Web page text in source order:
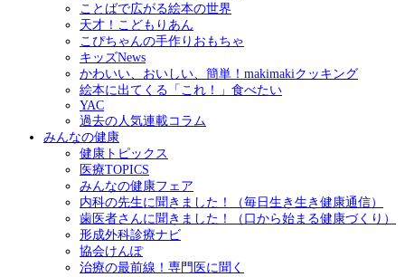
ことばで広がる絵本の世界
天才！こどもりあん
こぴちゃんの手作りおもちゃ
キッズNews
かわいい、おいしい、簡単！makimakiクッキング
絵本に出てくる「これ！」食べたい
YAC
過去の人気連載コラム
みんなの健康
健康トピックス
医療TOPICS
みんなの健康フェア
内科の先生に聞きました！（毎日生き生き健康通信）
歯医者さんに聞きました！（口から始まる健康づくり）
形成外科診療ナビ
協会けんぽ
治療の最前線！専門医に聞く